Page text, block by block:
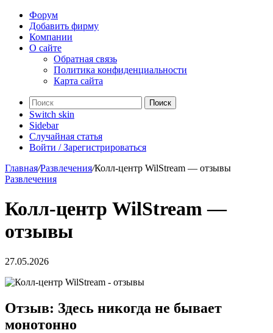
Форум
Добавить фирму
Компании
О сайте
Обратная связь
Политика конфиденциальности
Карта сайта
Поиск
Switch skin
Sidebar
Случайная статья
Войти / Зарегистрироваться
Главная/Развлечения/Колл-центр WilStream — отзывы
Развлечения
Колл-центр WilStream —
отзывы
27.05.2026
Отзыв: Здесь никогда не бывает
монотонно